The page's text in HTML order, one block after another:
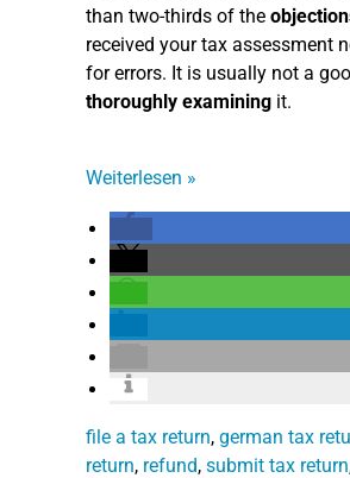
than two-thirds of the
received your tax assessment
for errors. It is usually not a
thoroughly examining it.
Weiterlesen »
file a tax return, german tax
return, refund, submit tax return